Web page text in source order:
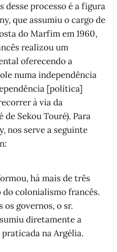
desse processo é a figura
que assumiu o cargo de
do Marfim em 1960,
realizou um
oferecendo a
numa independência
[política]
à via da
Sekou Touré). Para
nos serve a seguinte
há mais de três
colonialismo francês.
os governos, o sr.
diretamente a
na Argélia.